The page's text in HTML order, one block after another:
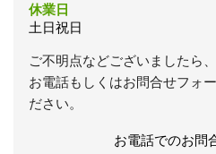
休業日
土日祝日
ご不明点などございましたら、
お電話もしくはお問合せフォ
ださい。
お電話でのお問